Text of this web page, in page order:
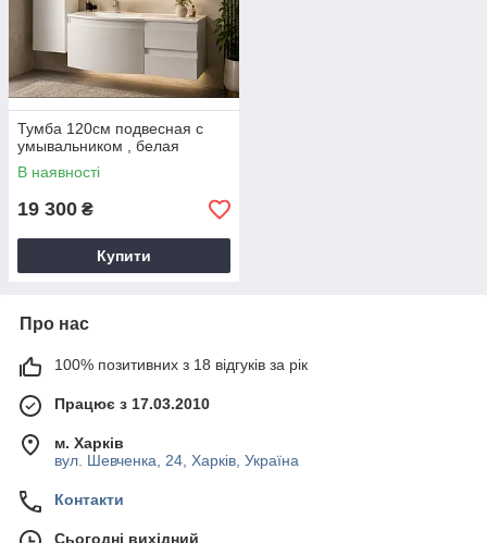
Тумба 120см подвесная с
умывальником , белая
В наявності
19 300 ₴
Купити
Про нас
100% позитивних з 18 відгуків за рік
Працює з 17.03.2010
м. Харків
вул. Шевченка, 24, Харків, Україна
Контакти
Сьогодні вихідний